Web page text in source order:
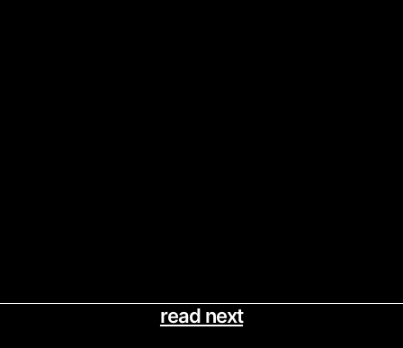
read next